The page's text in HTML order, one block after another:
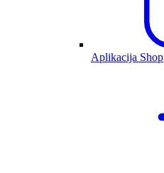
Aplikacija Shop